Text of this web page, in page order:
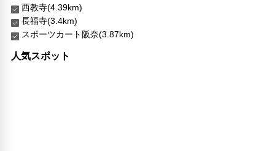
西教寺(4.39km)
長福寺(3.4km)
スポーツカート阪奈(3.87km)
人気スポット